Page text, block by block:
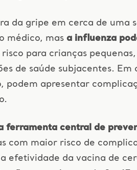
da gripe em cerca de uma
médico, masa influenza
para crianças pequenas,
de saúde subjacentes. Em
podem apresentar
ferramenta central de
com maior risco de
efetividade da vacina de